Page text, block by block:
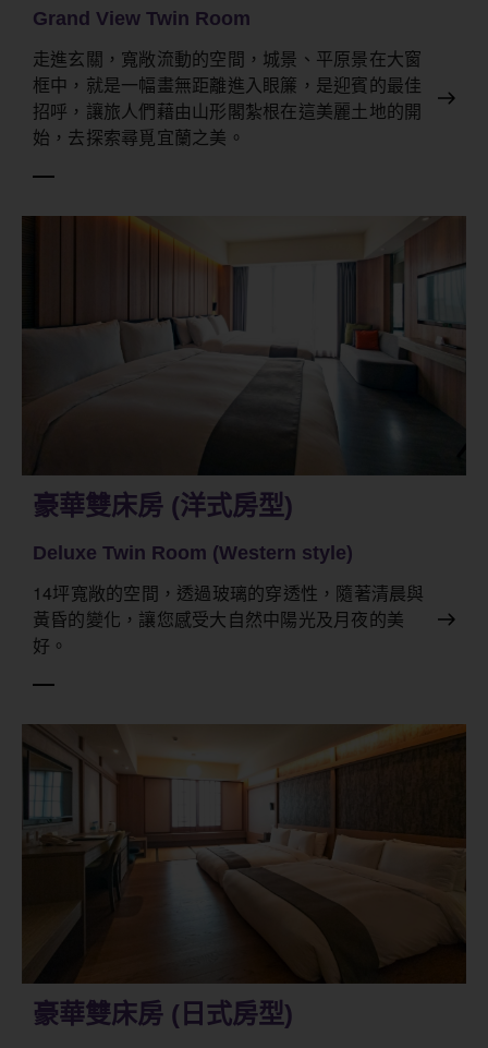
Grand View Twin Room
走進玄關，寬敞流動的空間，城景、平原景在大窗
框中，就是一幅畫無距離進入眼簾，是迎賓的最佳
招呼，讓旅人們藉由山形閣紮根在這美麗土地的開
始，去探索尋覓宜蘭之美。
豪華雙床房 (洋式房型)
Deluxe Twin Room (Western style)
14坪寬敞的空間，透過玻璃的穿透性，隨著清晨與
黃昏的變化，讓您感受大自然中陽光及月夜的美
好。
豪華雙床房 (日式房型)